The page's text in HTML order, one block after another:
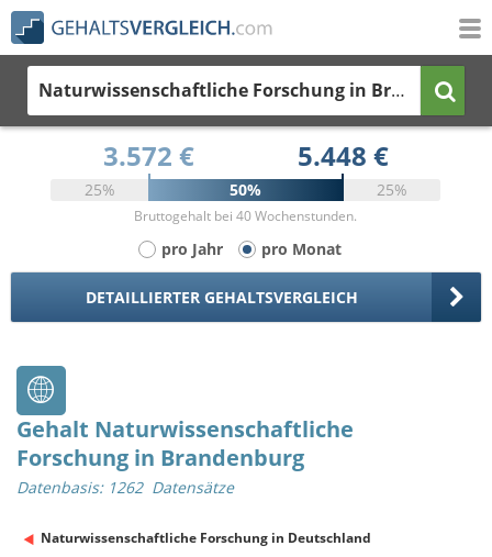
Naturwissenschaftliche Forschung in Brandenburg
3.572 € 5.448 €
25% 50% 25%
Bruttogehalt bei 40 Wochenstunden.
pro Jahr pro Monat
DETAILLIERTER GEHALTSVERGLEICH
Gehalt Naturwissenschaftliche
Forschung in Brandenburg
Datenbasis: 1262 Datensätze
Naturwissenschaftliche Forschung in Deutschland